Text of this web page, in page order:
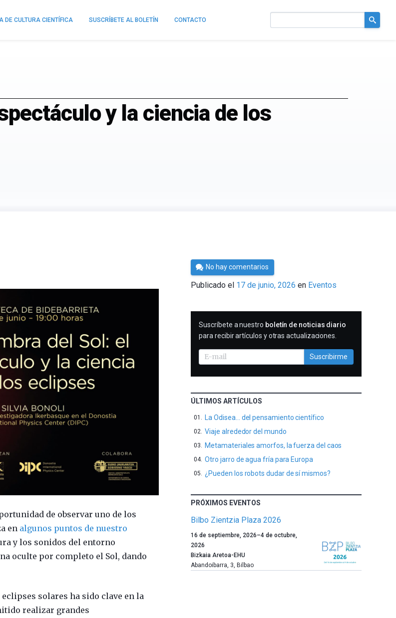
DE CULTURA CIENTÍFICA SUSCRÍBETE AL BOLETÍN CONTACTO
y la ciencia de los
de observar uno de los
en algunos puntos de nuestro
y los sonidos del entorno
oculte por completo el Sol, dando
solares ha sido clave en la
realizar grandes
Por
César
Tomé
No hay comentarios
Publicado el 17 de junio, 2026 en Eventos
SUSCRIBIRME
Suscríbete a nuestro boletín de noticias diario
para recibir artículos y otras actualizaciones.
Suscribirme
ÚLTIMOS ARTÍCULOS
La Odisea… del pensamiento científico
Viaje alrededor del mundo
Metamateriales amorfos, la fuerza del caos
Otro jarro de agua fría para Europa
¿Pueden los robots dudar de sí mismos?
PRÓXIMOS EVENTOS
Bilbo Zientzia Plaza 2026
Un
año
más,
Bilbao
16 de septiembre, 2026–4 de octubre,
2026
Bizkaia Aretoa-EHU
Abandoibarra, 3, Bilbao